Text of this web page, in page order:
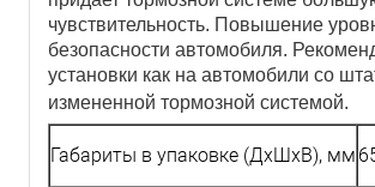
чувствительность. Повышение
безопасности автомобиля.
установки как на автомобили со
измененной тормозной системой.
Габариты в упаковке (ДхШхВ), мм